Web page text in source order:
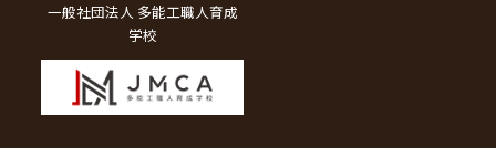
一般社団法人 多能工職人育成
学校